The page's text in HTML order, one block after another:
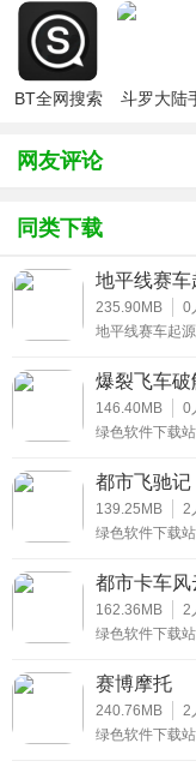
在游戏中获得胜利
将会为你带来与众
1.升级和修改你的车！
3.油漆你的车，定制
5.开快，打败你的对
6.获得更多的得分
8.感受不同的，具有
9.在每一个赛道尝试
会大火，看游
BT全网搜索
斗罗大陆
网友评论
同类下载
地平线赛车
235.90MB 0
地平线赛车起
运动的专业性
要从新手车手
金，逐步解锁
爆裂飞车破
146.40MB 0
绿色软件下载
法和轻松的赛
求。在游戏里
甲都有专属的
甲，还是倾向
都市飞驰记
139.25MB 2
绿色软件下载
合，让玩家在
置多款性能各
玩家的驾驶偏
城窄巷、滨海
都市卡车风
162.36MB 2
绿色软件下载
戏，玩家将化
的货运生涯。
市的大街小巷
大型机械设备
赛博摩托
240.76MB 2
绿色软件下载